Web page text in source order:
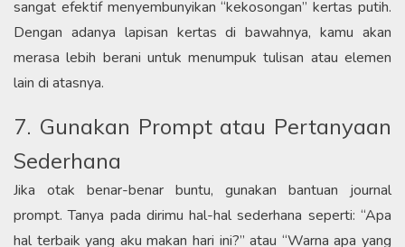
sangat efektif menyembunyikan “kekosongan” kertas putih.
Dengan adanya lapisan kertas di bawahnya, kamu akan
merasa lebih berani untuk menumpuk tulisan atau elemen
lain di atasnya.​
7. Gunakan Prompt atau Pertanyaan
Sederhana
​Jika otak benar-benar buntu, gunakan bantuan journal
prompt. Tanya pada dirimu hal-hal sederhana seperti: “Apa
hal terbaik yang aku makan hari ini?” atau “Warna apa yang